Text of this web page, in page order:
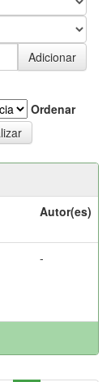
Ordenar
Autor(es)
-